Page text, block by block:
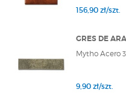
156,90 zł/szt.
GRES DE
Mytho Acero
9,90 zł/szt.